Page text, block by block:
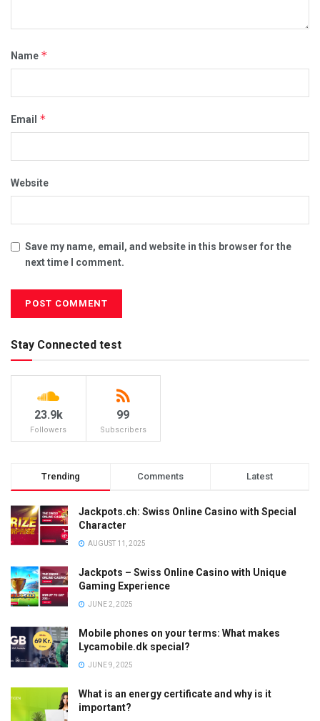
Name *
Email *
Website
Save my name, email, and website in this browser for the
next time I comment.
Stay Connected test
23.9k
Followers
99
Subscribers
Trending Comments Latest
Jackpots.ch: Swiss Online Casino with Special
Character
AUGUST 11, 2025
Jackpots – Swiss Online Casino with Unique
Gaming Experience
JUNE 2, 2025
Mobile phones on your terms: What makes
Lycamobile.dk special?
JUNE 9, 2025
What is an energy certificate and why is it
important?